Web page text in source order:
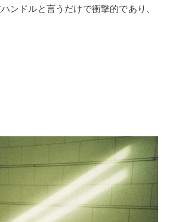
ンドルと言うだけで衝撃的であり、